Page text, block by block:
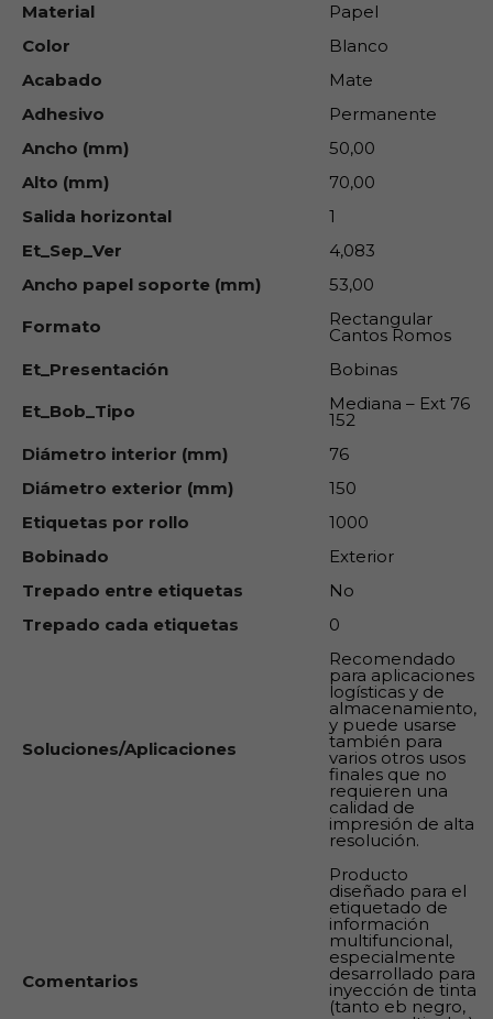
Material
Papel
Color
Blanco
Acabado
Mate
Adhesivo
Permanente
Ancho (mm)
50,00
Alto (mm)
70,00
Salida horizontal
1
Et_Sep_Ver
4,083
Ancho papel soporte (mm)
53,00
Formato
Rectangular
Cantos Romos
Et_Presentación
Bobinas
Et_Bob_Tipo
Mediana – Ext 76
152
Diámetro interior (mm)
76
Diámetro exterior (mm)
150
Etiquetas por rollo
1000
Bobinado
Exterior
Trepado entre etiquetas
No
Trepado cada etiquetas
0
Soluciones/Aplicaciones
Recomendado
para aplicaciones
logísticas y de
almacenamiento,
y puede usarse
también para
varios otros usos
finales que no
requieren una
calidad de
impresión de alta
resolución.
Comentarios
Producto
diseñado para el
etiquetado de
información
multifuncional,
especialmente
desarrollado para
inyección de tinta
(tanto eb negro,